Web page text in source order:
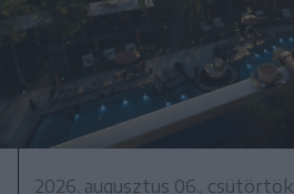
2026. augusztus 06., csütörtök